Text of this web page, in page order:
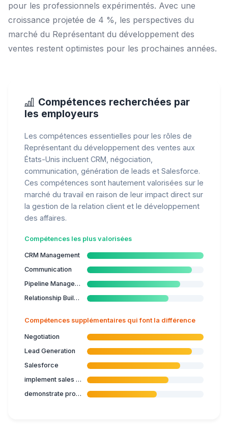
pour les professionnels expérimentés. Avec une
croissance projetée de 4 %, les perspectives du
marché du Représentant du développement des
ventes restent optimistes pour les prochaines années.
Compétences recherchées par
les employeurs
Les compétences essentielles pour les rôles de
Représentant du développement des ventes aux
États-Unis incluent CRM, négociation,
communication, génération de leads et Salesforce.
Ces compétences sont hautement valorisées sur le
marché du travail en raison de leur impact direct sur
la gestion de la relation client et le développement
des affaires.
Compétences les plus valorisées
CRM Management
Communication
Pipeline Management
Relationship Building
Compétences supplémentaires qui font la différence
Negotiation
Lead Generation
Salesforce
implement sales strategies
demonstrate products' features